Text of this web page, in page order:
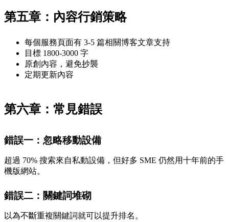
第五章：內容行銷策略
每個服務頁面有 3-5 篇相關博客文章支持
目標 1800-3000 字
原創內容，避免抄襲
定期更新內容
第六章：常見錯誤
錯誤一：忽略移動設備
超過 70% 搜索來自私動設備，但好多 SME 仍然用十年前的手
機版網站。
錯誤二：關鍵詞堆砌
以為不斷重複關鍵詞就可以提升排名。